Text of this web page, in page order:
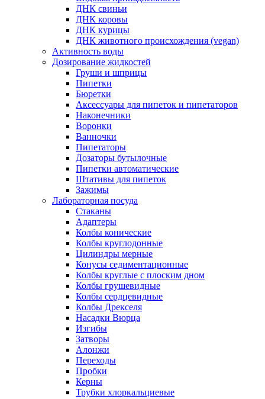
ДНК свиньи
ДНК коровы
ДНК курицы
ДНК животного происхождения (vegan)
Активность воды
Дозирование жидкостей
Груши и шприцы
Пипетки
Бюретки
Аксессуары для пипеток и пипетаторов
Наконечники
Воронки
Ванночки
Пипетаторы
Дозаторы бутылочные
Пипетки автоматические
Штативы для пипеток
Зажимы
Лабораторная посуда
Стаканы
Адаптеры
Колбы конические
Колбы круглодонные
Цилиндры мерные
Конусы седиментационные
Колбы круглые с плоским дном
Колбы грушевидные
Колбы сердцевидные
Колбы Дрекселя
Насадки Вюрца
Изгибы
Затворы
Алонжи
Переходы
Пробки
Керны
Трубки хлоркальциевые